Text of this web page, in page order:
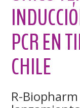
PCR EN
CHILE
R-